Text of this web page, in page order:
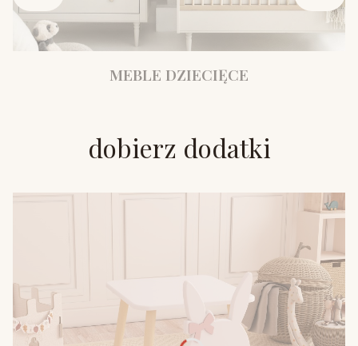
MEBLE DZIECIĘCE
dobierz dodatki